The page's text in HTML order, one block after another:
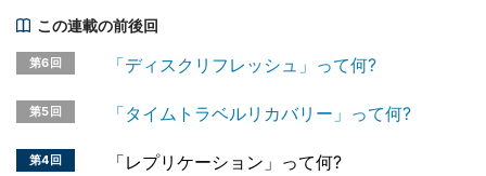
この連載の前後回
第6回 「ディスクリフレッシュ」って何?
第5回 「タイムトラベルリカバリー」って何?
第4回 「レプリケーション」って何?